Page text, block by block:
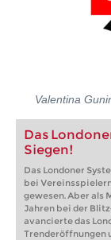
Valentina
Das
Siegen!
Das Londoner
bei
gewesen. Aber als
Jahren bei der
avancierte das
Trenderöffnungen